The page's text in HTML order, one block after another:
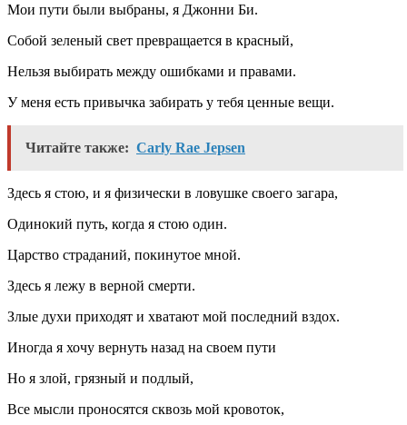
Мои пути были выбраны, я Джонни Би.
Собой зеленый свет превращается в красный,
Нельзя выбирать между ошибками и правами.
У меня есть привычка забирать у тебя ценные вещи.
Читайте также: Carly Rae Jepsen
Здесь я стою, и я физически в ловушке своего загара,
Одинокий путь, когда я стою один.
Царство страданий, покинутое мной.
Здесь я лежу в верной смерти.
Злые духи приходят и хватают мой последний вздох.
Иногда я хочу вернуть назад на своем пути
Но я злой, грязный и подлый,
Все мысли проносятся сквозь мой кровоток,